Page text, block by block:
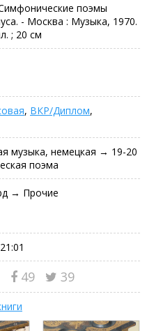
поэмы
- Москва : Музыка, 1970.
; 20 см
, ВКР/Диплом,
музыка, немецкая → 19-20
поэма
→ Прочие
49 39